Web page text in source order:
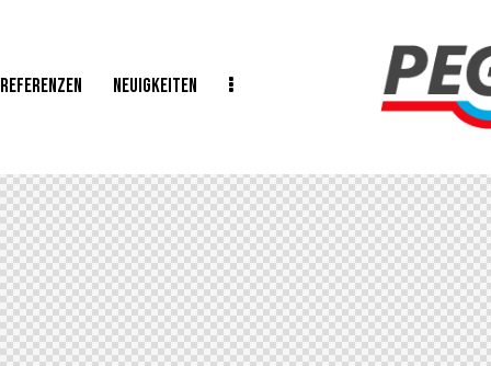
REFERENZEN NEUIGKEITEN